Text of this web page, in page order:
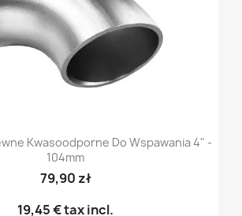
Kwasoodporne Do Wspawania 4" -
104mm
79,90 zł
19,45 €tax incl.